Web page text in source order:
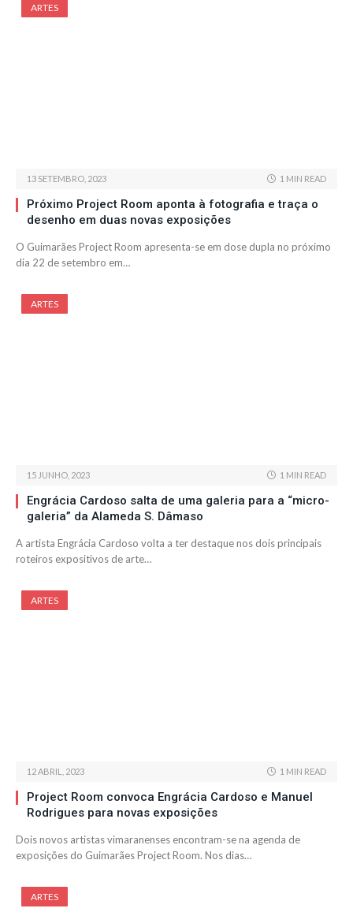
ARTES
13 SETEMBRO, 2023 1 MIN READ
Próximo Project Room aponta à fotografia e traça o
desenho em duas novas exposições
O Guimarães Project Room apresenta-se em dose dupla no próximo
dia 22 de setembro em…
ARTES
15 JUNHO, 2023 1 MIN READ
Engrácia Cardoso salta de uma galeria para a “micro-
galeria” da Alameda S. Dâmaso
A artista Engrácia Cardoso volta a ter destaque nos dois principais
roteiros expositivos de arte…
ARTES
12 ABRIL, 2023 1 MIN READ
Project Room convoca Engrácia Cardoso e Manuel
Rodrigues para novas exposições
Dois novos artistas vimaranenses encontram-se na agenda de
exposições do Guimarães Project Room. Nos dias…
ARTES